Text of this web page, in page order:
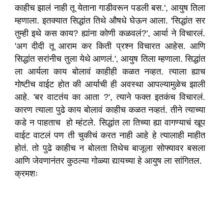
काहीच झालं नाही तू येताना गाडीवरून पडली बस.', आयुष तिला
म्हणाला. इतक्यात सिद्धांत तिथे औषधे घेऊन आला. 'सिद्धांत सर
तुम्ही इथे कस काय? ह्यांना कोणी कळवलं?', आर्या ने विचारलं.
'अग दीदी तू आराम कर किती प्रश्न विचारत आहेस. आणि
सिद्धांत सरांनीच तुला येथे आणलं.', आयुष तिला म्हणाला. सिद्धांत
ला आर्यला काय बोलावं काहीही कळत नव्हत. त्याला ह्याच
गोष्टीच वाईट होत की आर्याची ही अवस्था आपल्यामुळेच झाली
आहे. 'बर वाटतंय का आता ?', त्याने फक्त इतकंच विचारलं.
कारण त्याला पुढे काय बोलावं काहीच कळत नव्हतं. तीने त्याच्या
कडे न पाहताच हो म्हंटले. सिद्धांत ला तिच्या ह्या वागण्याचं खूप
वाईट वाटलं पण ती चुकीचं करत नाही आहे हे त्यालाही माहीत
होतं. तो पुढे काहीच न बोलता तिथेच बाजूला सोफ्यावर बसला
आणि जेवणानंतर कुठल्या गोळ्या द्यायच्या हे आयुष ला सांगितल.
क्रमशः